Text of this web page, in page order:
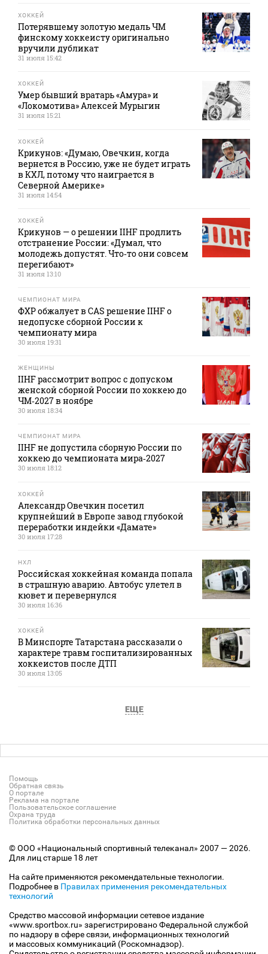
ХОККЕЙ
Потерявшему золотую медаль ЧМ
финскому хоккеисту оригинально
вручили дубликат
31 июля 15:42
ХОККЕЙ
Умер бывший вратарь «Амура» и
«Локомотива» Алексей Мурыгин
31 июля 15:21
ХОККЕЙ
Крикунов: «Думаю, Овечкин, когда
вернется в Россию, уже не будет играть
в КХЛ, потому что наиграется в
Северной Америке»
31 июля 14:54
ХОККЕЙ
Крикунов — о решении IIHF продлить
отстранение России: «Думал, что
молодежь допустят. Что‑то они совсем
перегибают»
31 июля 13:10
ЧЕМПИОНАТ МИРА
ФХР обжалует в CAS решение IIHF о
недопуске сборной России к
чемпионату мира
30 июля 19:31
ЖЕНЩИНЫ
IIHF рассмотрит вопрос с допуском
женской сборной России по хоккею до
ЧМ‑2027 в ноябре
30 июля 18:34
ЧЕМПИОНАТ МИРА
IIHF не допустила сборную России по
хоккею до чемпионата мира‑2027
30 июля 18:12
ХОККЕЙ
Александр Овечкин посетил
крупнейший в Европе завод глубокой
переработки индейки «Дамате»
30 июля 17:28
НХЛ
Российская хоккейная команда попала
в страшную аварию. Автобус улетел в
кювет и перевернулся
30 июля 16:36
ХОККЕЙ
В Минспорте Татарстана рассказали о
характере травм госпитализированных
хоккеистов после ДТП
30 июля 13:05
ЕЩЕ
Помощь
Обратная связь
О портале
Реклама на портале
Пользовательское соглашение
Охрана труда
Политика обработки персональных данных
© ООО «Национальный спортивный телеканал» 2007 — 2026.
Для лиц старше 18 лет
На сайте применяются рекомендательные технологии.
Подробнее в Правилах применения рекомендательных
технологий
Средство массовой информации сетевое издание
«www.sportbox.ru» зарегистрировано Федеральной службой
по надзору в сфере связи, информационных технологий
и массовых коммуникаций (Роскомнадзор).